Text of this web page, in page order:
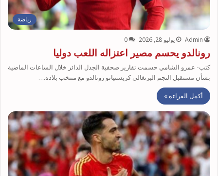
رياضة
Admin يوليو 28, 2026 0
رونالدو يحسم مصير اعتزاله اللعب دوليا
كتب- عمرو الشامي حسمت تقارير صحفية الجدل الدائر خلال الساعات الماضية
بشأن مستقبل النجم البرتغالي كريستيانو رونالدو مع منتخب بلاده.…
أكمل القراءة »